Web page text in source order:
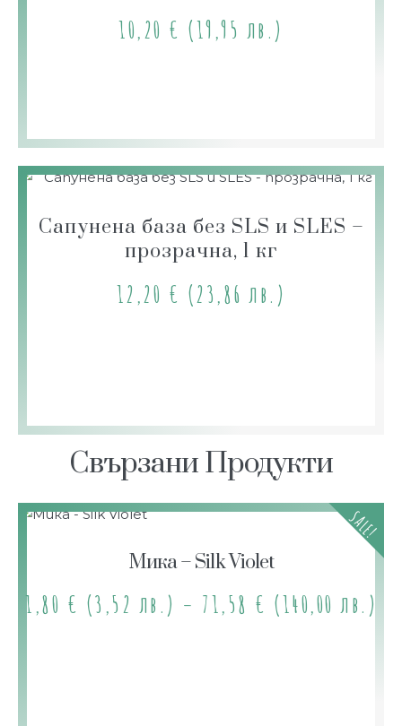
10,20 € (19,95 лв.)
Сапунена база без SLS и SLES –
прозрачна, 1 кг
12,20 € (23,86 лв.)
Свързани Продукти
SALE!
Мика – Silk Violet
1,80 € (3,52 лв.) – 71,58 € (140,00 лв.)